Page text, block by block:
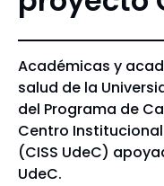
Académicas y
salud de la
del Programa de
Centro
(CISS UdeC)
UdeC.